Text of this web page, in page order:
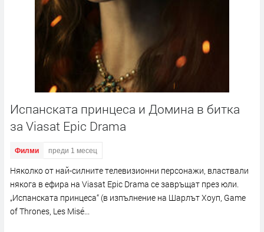
Испанската принцеса и Домина в битка
за Viasat Epic Drama
Филми преди 1 месец
Няколко от най-силните телевизионни персонажи, властвали
някога в ефира на Viasat Epic Drama се завръщат през юли.
„Испанската принцеса“ (в изпълнение на Шарлът Хоуп, Game
of Thrones, Les Misé...